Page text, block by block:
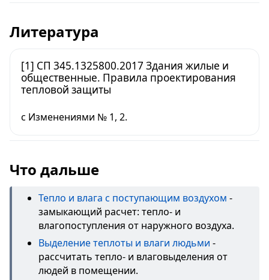
Литература
[1] СП 345.1325800.2017 Здания жилые и
общественные. Правила проектирования
тепловой защиты
с Изменениями № 1, 2.
Что дальше
Тепло и влага с поступающим воздухом -
замыкающий расчет: тепло- и
влагопоступления от наружного воздуха.
Выделение теплоты и влаги людьми -
рассчитать тепло- и влаговыделения от
людей в помещении.